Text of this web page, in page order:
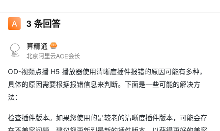
VOD-视频点播H5播放器 使用清晰度插件会报错？ 提示这个
3条回答
算精通
北京阿里云ACE会长
OD-视频点播 H5 播放器使用清晰度插件报错的原因可能有多种，
具体的原因需要根据报错信息来判断。下面是一些可能的解决方
法：
检查插件版本。如果您使用的是较老的清晰度插件版本，可能会存